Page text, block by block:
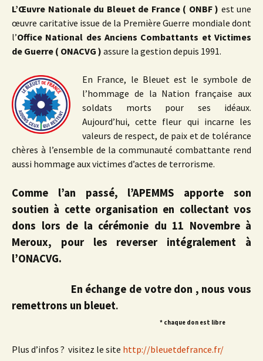
L’Œuvre Nationale du Bleuet de France ( ONBF ) est une
œuvre caritative issue de la Première Guerre mondiale dont
l’Office National des Anciens Combattants et Victimes
de Guerre ( ONACVG ) assure la gestion depuis 1991.
En France, le Bleuet est le symbole de
l’hommage de la Nation française aux
soldats morts pour ses idéaux.
Aujourd’hui, cette fleur qui incarne les
valeurs de respect, de paix et de tolérance
chères à l’ensemble de la communauté combattante rend
aussi hommage aux victimes d’actes de terrorisme.
Comme l’an passé, l’APEMMS apporte son
soutien à cette organisation en collectant vos
dons lors de la cérémonie du 11 Novembre à
Meroux, pour les reverser intégralement à
l’ONACVG.
En échange de votre don , nous vous
remettrons un bleuet.
* chaque don est libre
Plus d’infos ? visitez le site http://bleuetdefrance.fr/